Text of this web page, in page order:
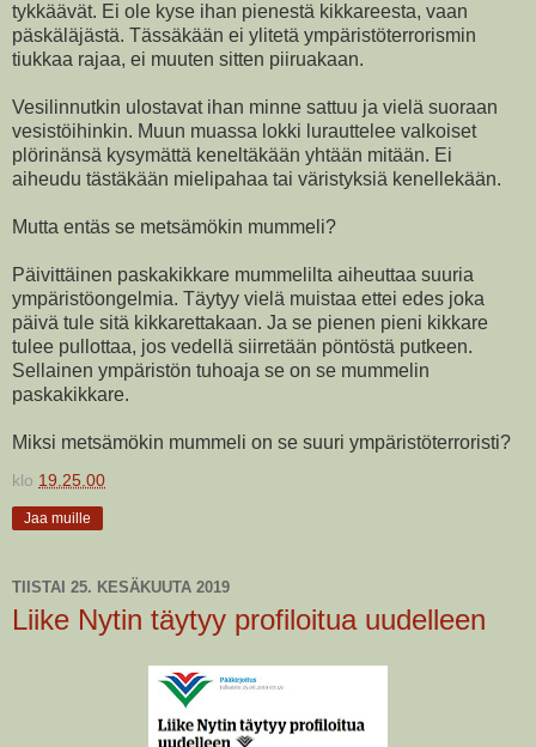
tykkäävät. Ei ole kyse ihan pienestä kikkareesta, vaan
päskäläjästä. Tässäkään ei ylitetä ympäristöterrorismin
tiukkaa rajaa, ei muuten sitten piiruakaan.
Vesilinnutkin ulostavat ihan minne sattuu ja vielä suoraan
vesistöihinkin. Muun muassa lokki lurauttelee valkoiset
plörinänsä kysymättä keneltäkään yhtään mitään. Ei
aiheudu tästäkään mielipahaa tai väristyksiä kenellekään.
Mutta entäs se metsämökin mummeli?
Päivittäinen paskakikkare mummelilta aiheuttaa suuria
ympäristöongelmia. Täytyy vielä muistaa ettei edes joka
päivä tule sitä kikkarettakaan. Ja se pienen pieni kikkare
tulee pullottaa, jos vedellä siirretään pöntöstä putkeen.
Sellainen ympäristön tuhoaja se on se mummelin
paskakikkare.
Miksi metsämökin mummeli on se suuri ympäristöterroristi?
klo 19.25.00
Jaa muille
TIISTAI 25. KESÄKUUTA 2019
Liike Nytin täytyy profiloitua uudelleen